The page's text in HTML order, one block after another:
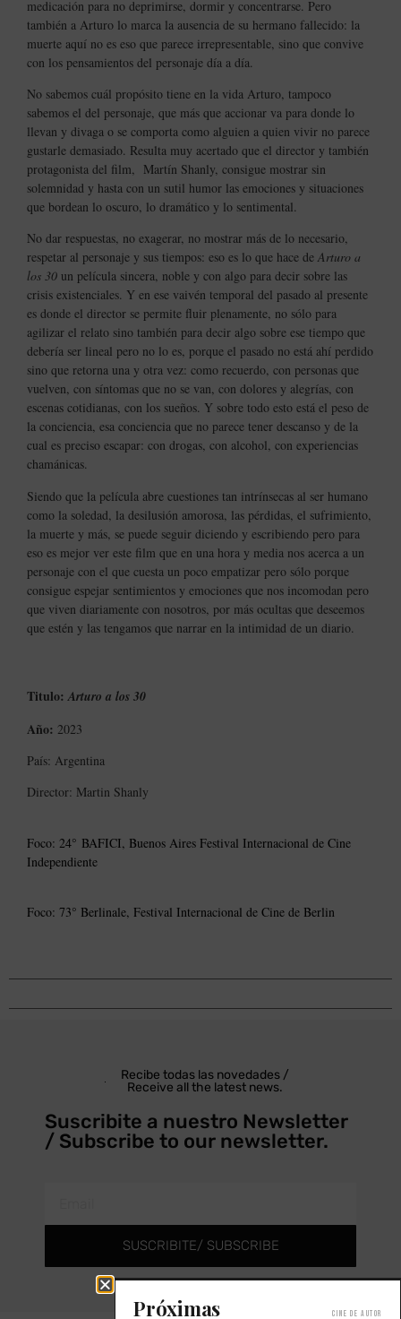
medicación para no deprimirse, dormir y concentrarse. Pero
también a Arturo lo marca la ausencia de su hermano fallecido: la
muerte aquí no es eso que parece irrepresentable, sino que convive
con los pensamientos del personaje día a día.
No sabemos cuál propósito tiene en la vida Arturo, tampoco
sabemos el del personaje, que más que accionar va para donde lo
llevan y divaga o se comporta como alguien a quien vivir no parece
gustarle demasiado. Resulta muy acertado que el director y también
protagonista del film, Martín Shanly, consigue mostrar sin
solemnidad y hasta con un sutil humor las emociones y situaciones
que bordean lo oscuro, lo dramático y lo sentimental.
No dar respuestas, no exagerar, no mostrar más de lo necesario,
respetar al personaje y sus tiempos: eso es lo que hace de Arturo a
los 30 un película sincera, noble y con algo para decir sobre las
crisis existenciales. Y en ese vaivén temporal del pasado al presente
es donde el director se permite fluir plenamente, no sólo para
agilizar el relato sino también para decir algo sobre ese tiempo que
debería ser lineal pero no lo es, porque el pasado no está ahí perdido
sino que retorna una y otra vez: como recuerdo, con personas que
vuelven, con síntomas que no se van, con dolores y alegrías, con
escenas cotidianas, con los sueños. Y sobre todo esto está el peso de
la conciencia, esa conciencia que no parece tener descanso y de la
cual es preciso escapar: con drogas, con alcohol, con experiencias
chamánicas.
Siendo que la película abre cuestiones tan intrínsecas al ser humano
como la soledad, la desilusión amorosa, las pérdidas, el sufrimiento,
la muerte y más, se puede seguir diciendo y escribiendo pero para
eso es mejor ver este film que en una hora y media nos acerca a un
personaje con el que cuesta un poco empatizar pero sólo porque
consigue espejar sentimientos y emociones que nos incomodan pero
que viven diariamente con nosotros, por más ocultas que deseemos
que estén y las tengamos que narrar en la intimidad de un diario.
Titulo:Arturo a los 30
Año: 2023
País: Argentina
Director: Martin Shanly
Foco: 24° BAFICI, Buenos Aires Festival Internacional de Cine
Independiente
Foco: 73° Berlinale, Festival Internacional de Cine de Berlin
Recibe todas las novedades /
Receive all the latest news.
Suscribite a nuestro Newsletter
/ Subscribe to our newsletter.
SUSCRIBITE/ SUBSCRIBE
Próximas
Cine de autor